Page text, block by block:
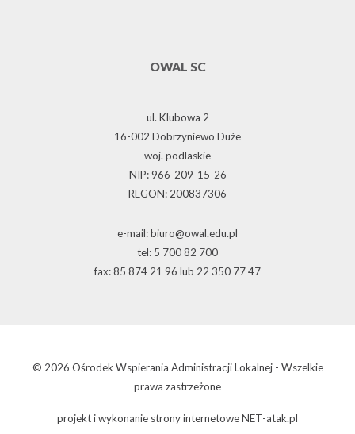
OWAL SC
ul. Klubowa 2
16-002 Dobrzyniewo Duże
woj. podlaskie
NIP: 966-209-15-26
REGON: 200837306
e-mail: biuro@owal.edu.pl
tel: 5 700 82 700
fax: 85 874 21 96 lub 22 350 77 47
© 2026 Ośrodek Wspierania Administracji Lokalnej - Wszelkie
prawa zastrzeżone
projekt i wykonanie strony internetoweNET-atak.pl